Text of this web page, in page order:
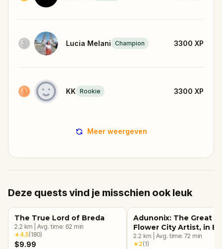
Lucia Melani Champion 3300 XP
KK Rookie 3300 XP
Meer weergeven
Deze quests vind je misschien ook leuk
The True Lord of Breda
2.2 km Avg. time: 62 min
★4.5(180)
$9.99
Adunonix: The Great
Flower City Artist, in
2.2 km Avg. time: 72 min
★2(1)